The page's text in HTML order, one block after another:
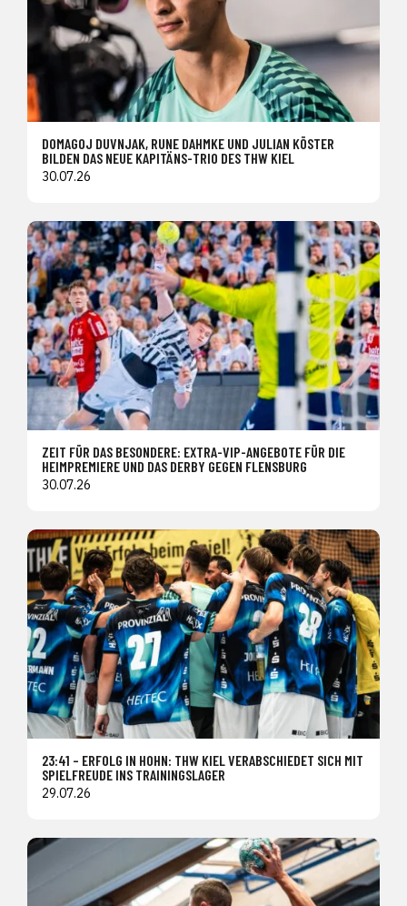
DOMAGOJ DUVNJAK, RUNE DAHMKE UND JULIAN KÖSTER
BILDEN DAS NEUE KAPITÄNS-TRIO DES THW KIEL
30.07.26
ZEIT FÜR DAS BESONDERE: EXTRA-VIP-ANGEBOTE FÜR DIE
HEIMPREMIERE UND DAS DERBY GEGEN FLENSBURG
30.07.26
23:41 – ERFOLG IN HOHN: THW KIEL VERABSCHIEDET SICH MIT
SPIELFREUDE INS TRAININGSLAGER
29.07.26